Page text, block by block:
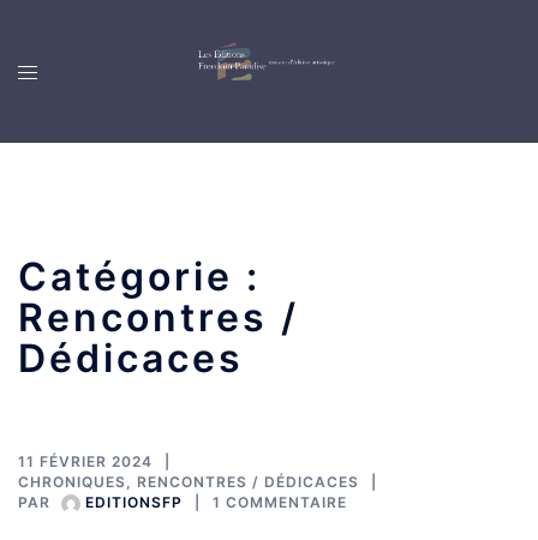
Catégorie :
Rencontres /
Dédicaces
11 FÉVRIER 2024
CHRONIQUES, RENCONTRES / DÉDICACES
PAR
EDITIONSFP 1 COMMENTAIRE